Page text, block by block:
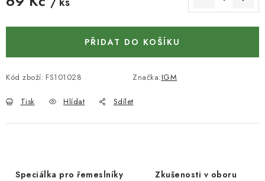
STROJE DO DÍLNY
NÁSTROJE PRO STOLAŘE
NÁSTROJE PRO OPRACOVÁNÍ KOVU
NÁSTROJE PRO FRÉZOVÁNÍ
PŘIDAT DO KOŠÍKU
Kód zboží: FS101028 Značka:IGM
Tisk Hlídat Sdílet
Speciálka pro řemeslníky Zkušenosti v oboru